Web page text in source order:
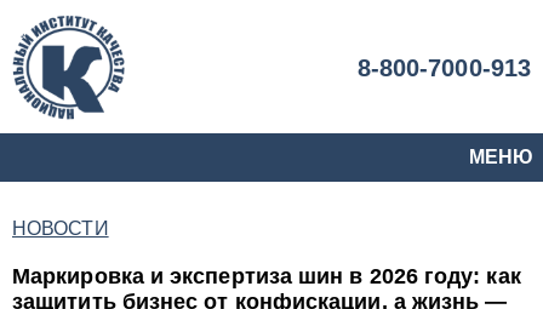
8-800-7000-913
МЕНЮ
НОВОСТИ
Маркировка и экспертиза шин в 2026 году: как
защитить бизнес от конфискации, а жизнь —